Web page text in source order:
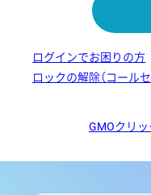
ログインでお困りの方
ロックの解除（コール
GMOクリ